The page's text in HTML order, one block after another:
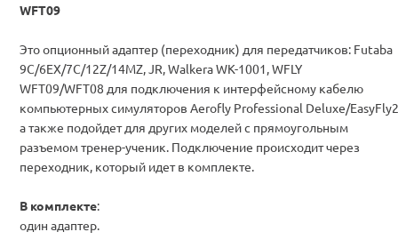
WFT09
Это опционный aдаптер (переходник) для передатчиков: Futaba
9C/6EX/7C/12Z/14MZ, JR, Walkera WK-1001, WFLY
WFT09/WFT08 для подключения к интерфейсному кабелю
компьютерных симуляторов Aerofly Professional Deluxe/
а также подойдет для других моделей с прямоугольным
разъемом тренер-ученик. Подключение происходит через
переходник, который идет в комплекте.
В комплекте:
один адаптер.